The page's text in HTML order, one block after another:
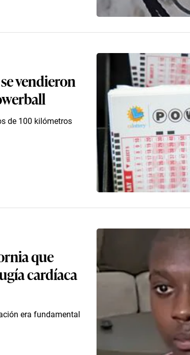
vendieron
de 100 kilómetros
que
cardíaca
era fundamental